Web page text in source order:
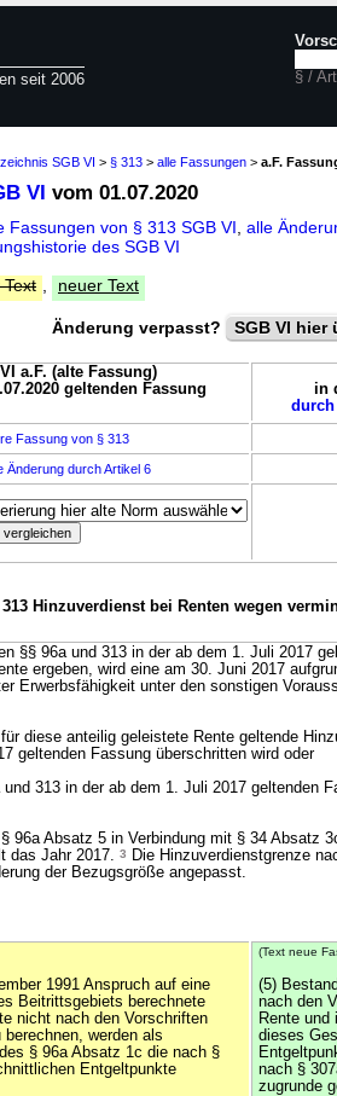
seit 2006 § /
SGB VI > § 313 > alle Fassungen > a.F.
VI vom 01.07.2020
Fassungen von § 313 SGB VI alle
des SGB VI
Text neuer Text
Änderung verpasst? SGB VI hier
a.F. (alte Fassung)
geltenden Fassung
in
durch
Fassung von § 313
Änderung durch Artikel 6
313 Hinzuverdienst bei Renten wegen
§§ 96a und 313 in der ab dem 1. Juli 2017
ergeben, wird eine am 30. Juni 2017
Erwerbsfähigkeit unter den sonstigen
diese anteilig geleistete Rente geltende
geltenden Fassung überschritten wird oder
313 in der ab dem 1. Juli 2017 geltenden
96a Absatz 5 in Verbindung mit § 34 Absatz
das Jahr 2017. 3
Die Hinzuverdienstgrenze
der Bezugsgröße angepasst.
1991 Anspruch auf eine
Beitrittsgebiets berechnete
nicht nach den Vorschriften
werden als
§ 96a Absatz 1c die nach §
Entgeltpunkte
(Text neue
(5)
nach den
Rente
dieses
nach §
zugrunde